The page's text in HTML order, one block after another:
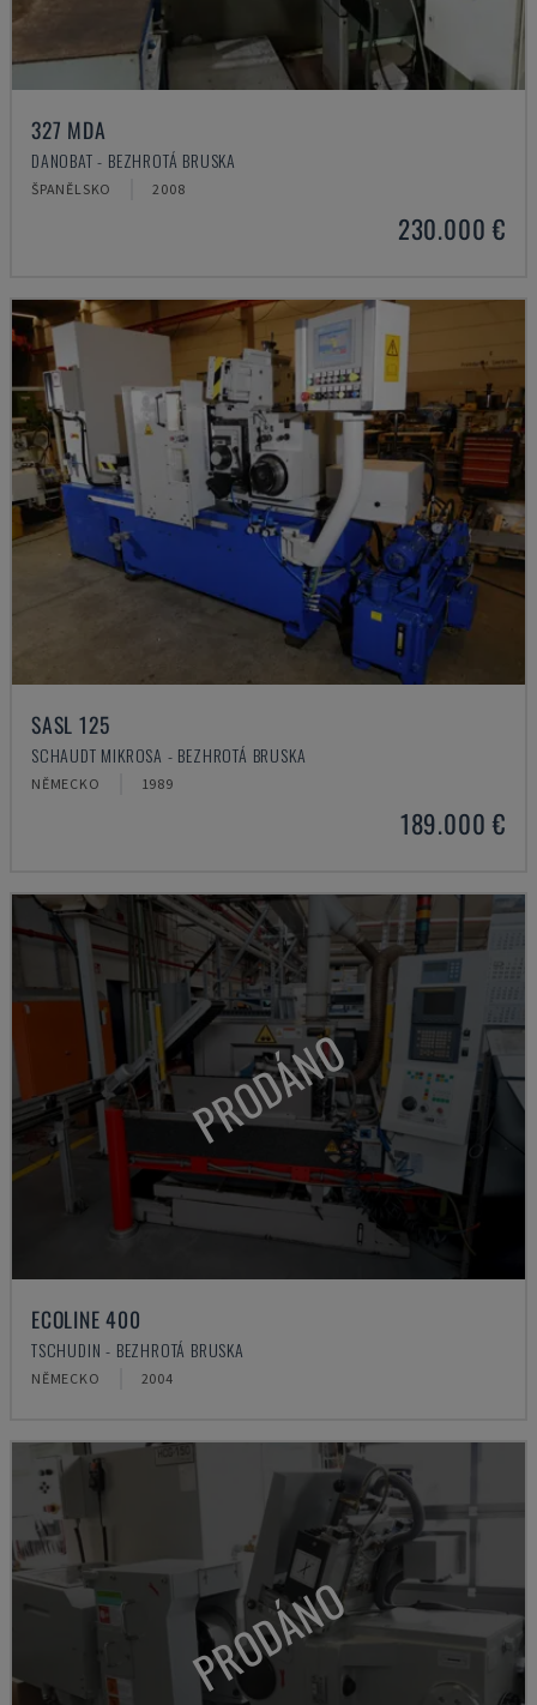
327 MDA
DANOBAT - BEZHROTÁ BRUSKA
ŠPANĚLSKO 2008
230.000 €
SASL 125
SCHAUDT MIKROSA - BEZHROTÁ BRUSKA
NĚMECKO 1989
189.000 €
PRODÁNO
ECOLINE 400
TSCHUDIN - BEZHROTÁ BRUSKA
NĚMECKO 2004
PRODÁNO